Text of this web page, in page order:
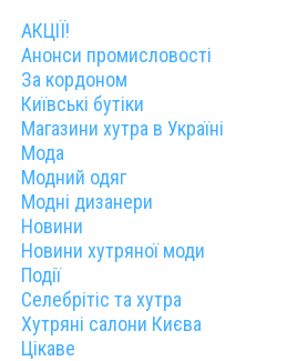
АКЦІЇ!
Анонси промисловості
За кордоном
Київські бутіки
Магазини хутра в Україні
Мода
Модний одяг
Модні дизанери
Новини
Новини хутряної моди
Події
Селебрітіс та хутра
Хутряні салони Києва
Цікаве